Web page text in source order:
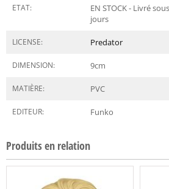
ETAT:
EN STOCK - Livré
jours
LICENSE: Predator
DIMENSION: 9cm
MATIÈRE: PVC
EDITEUR: Funko
Produits en relation